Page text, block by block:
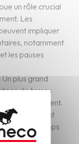
un rôle crucial
Les
impliquer
notamment
les pauses
Un plus grand
de temps
le déchargement.
ceux qui sont
le temps
sécurité.